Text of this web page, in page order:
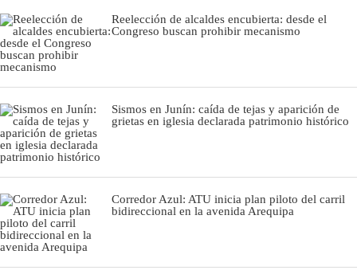
Reelección de alcaldes encubierta: desde el
Congreso buscan prohibir mecanismo
Sismos en Junín: caída de tejas y aparición de
grietas en iglesia declarada patrimonio histórico
Corredor Azul: ATU inicia plan piloto del carril
bidireccional en la avenida Arequipa